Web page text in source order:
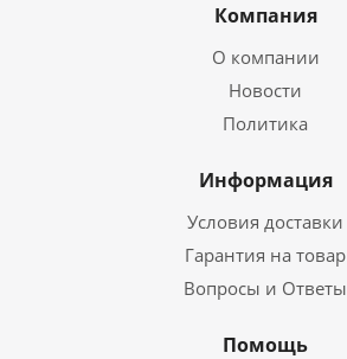
Компания
О компании
Новости
Политика
Информация
Условия доставки
Гарантия на товар
Вопросы и Ответы
Помощь